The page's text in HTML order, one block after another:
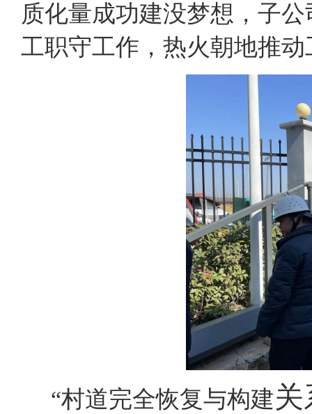
质化量成功建没梦想，子
工职守工作，热火朝地推
“村道完全恢复与构建